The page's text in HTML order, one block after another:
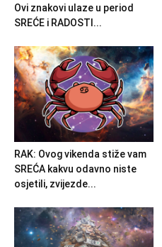
Ovi znakovi ulaze u period
SREĆE i RADOSTI...
RAK: Ovog vikenda stiže vam
SREĆA kakvu odavno niste
osjetili, zvijezde...